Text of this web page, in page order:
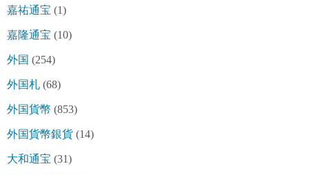
嘉祐通宝 (1)
嘉隆通宝 (10)
外国 (254)
外国札 (68)
外国貨幣 (853)
外国貨幣銀貨 (14)
大和通宝 (31)